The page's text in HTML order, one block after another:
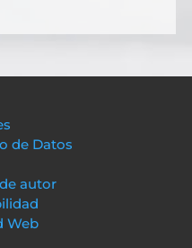
de Datos
autor
Web